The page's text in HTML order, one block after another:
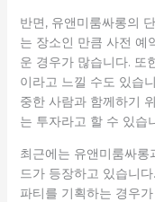
반면, 유앤미룸싸롱의
는 장소인 만큼 사전 예
운 경우가 많습니다. 또
이라고 느낄 수도 있습
중한 사람과 함께하기
는 투자라고 할 수 있습
최근에는 유앤미룸싸롱
드가 등장하고 있습니
파티를 기획하는 경우